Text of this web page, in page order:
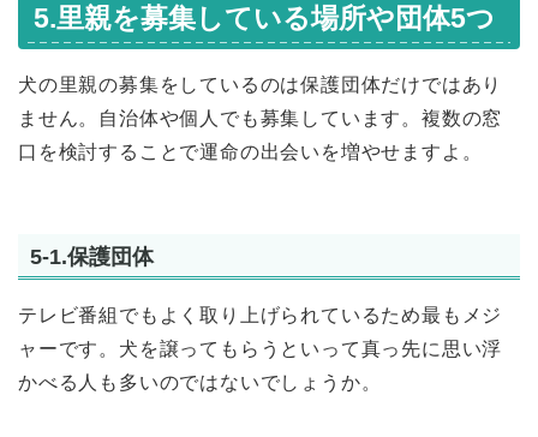
5.里親を募集している場所や団体5つ
犬の里親の募集をしているのは保護団体だけではあり
ません。自治体や個人でも募集しています。複数の窓
口を検討することで運命の出会いを増やせますよ。
5-1.保護団体
テレビ番組でもよく取り上げられているため最もメジ
ャーです。犬を譲ってもらうといって真っ先に思い浮
かべる人も多いのではないでしょうか。